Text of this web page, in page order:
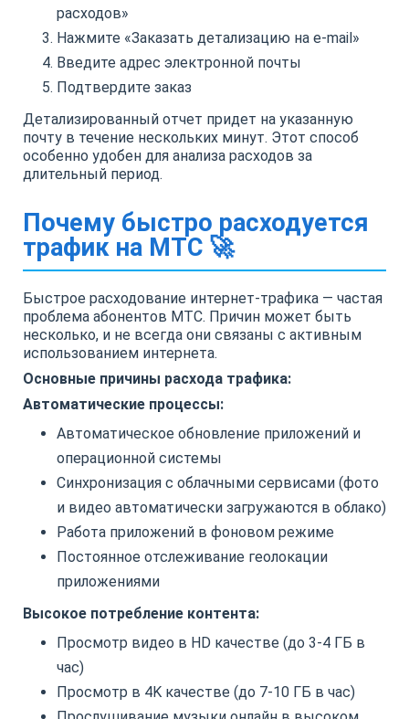
расходов»
Нажмите «Заказать детализацию на e-mail»
Введите адрес электронной почты
Подтвердите заказ
Детализированный отчет придет на указанную
почту в течение нескольких минут. Этот способ
особенно удобен для анализа расходов за
длительный период.
Почему быстро расходуется
трафик на МТС 🚀
Быстрое расходование интернет-трафика — частая
проблема абонентов МТС. Причин может быть
несколько, и не всегда они связаны с активным
использованием интернета.
Основные причины расхода трафика:
Автоматические процессы:
Автоматическое обновление приложений и
операционной системы
Синхронизация с облачными сервисами (фото
и видео автоматически загружаются в облако)
Работа приложений в фоновом режиме
Постоянное отслеживание геолокации
приложениями
Высокое потребление контента:
Просмотр видео в HD качестве (до 3-4 ГБ в
час)
Просмотр в 4K качестве (до 7-10 ГБ в час)